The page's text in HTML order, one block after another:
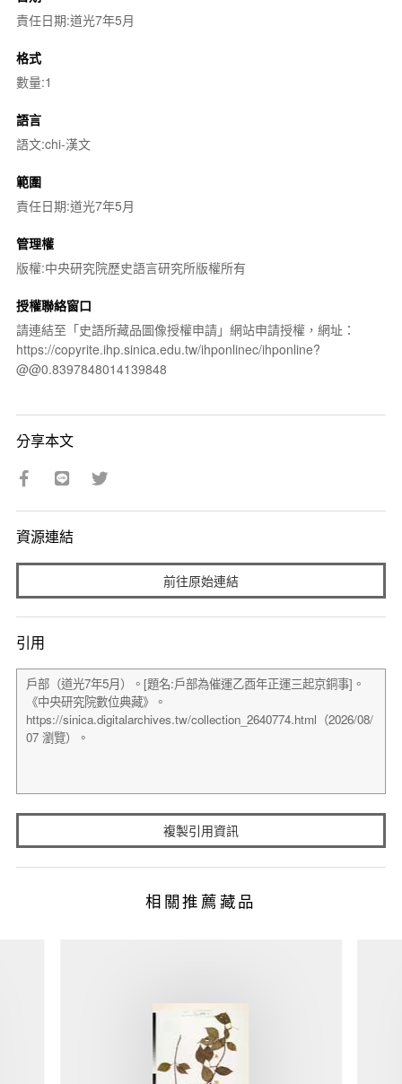
責任日期:道光7年5月
格式
數量:1
語言
語文:chi-漢文
範圍
責任日期:道光7年5月
管理權
版權:中央研究院歷史語言研究所版權所有
授權聯絡窗口
請連結至「史語所藏品圖像授權申請」網站申請授權，網址：
https://copyrite.ihp.sinica.edu.tw/ihponlinec/ihponline?
@@0.8397848014139848
分享本文
資源連結
前往原始連結
引用
複製引用資訊
相關推薦藏品